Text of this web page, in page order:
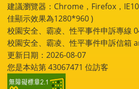
建議瀏覽器：Chrome，Firefox，
佳顯示效果為1280*960 )
校園安全、霸凌、性平事件申訴專線
校園安全、霸凌、性平事件申訴信箱
更新日期：2026-08-07
您是本站第43067471 位訪客